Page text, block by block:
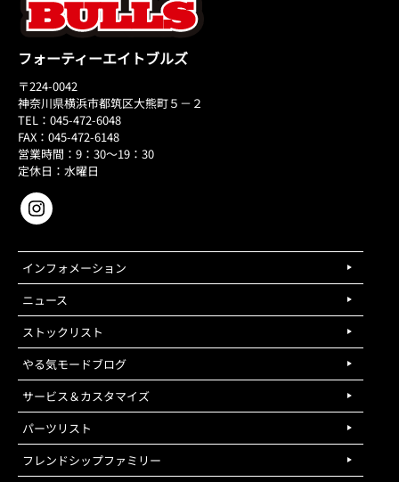
フォーティーエイトブルズ
〒224-0042
神奈川県横浜市都筑区大熊町５－２
TEL：045-472-6048
FAX：045-472-6148
営業時間：9：30～19：30
定休日：水曜日
インフォメーション
ニュース
ストックリスト
やる気モードブログ
サービス＆カスタマイズ
パーツリスト
フレンドシップファミリー